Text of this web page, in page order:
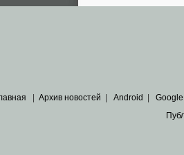
Архив новостей Android Google